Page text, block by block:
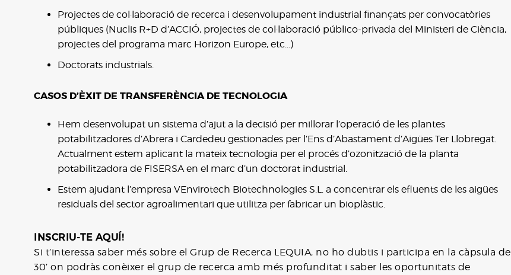
Projectes de col·laboració de recerca i desenvolupament industrial finançats per convocatòries
públiques (Nuclis R+D d’ACCIÓ, projectes de col·laboració público-privada del Ministeri de Ciència,
projectes del programa marc Horizon Europe, etc…)
Doctorats industrials.
CASOS D’ÈXIT DE TRANSFERÈNCIA DE TECNOLOGIA
Hem desenvolupat un sistema d’ajut a la decisió per millorar l’operació de les plantes
potabilitzadores d’Abrera i Cardedeu gestionades per l’Ens d’Abastament d’Aigües Ter Llobregat.
Actualment estem aplicant la mateix tecnologia per el procés d’ozonització de la planta
potabilitzadora de FISERSA en el marc d’un doctorat industrial.
Estem ajudant l’empresa VEnvirotech Biotechnologies S.L. a concentrar els efluents de les aigües
residuals del sector agroalimentari que utilitza per fabricar un bioplàstic.
INSCRIU-TE AQUÍ!
Si t’interessa saber més sobre el Grup de Recerca LEQUIA, no ho dubtis i participa en la càpsula de
30’ on podràs conèixer el grup de recerca amb més profunditat i saber les oportunitats de